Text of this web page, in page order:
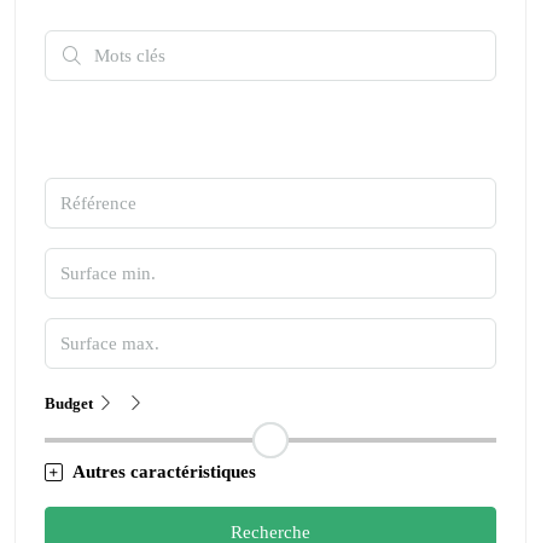
Budget
Autres caractéristiques
Recherche